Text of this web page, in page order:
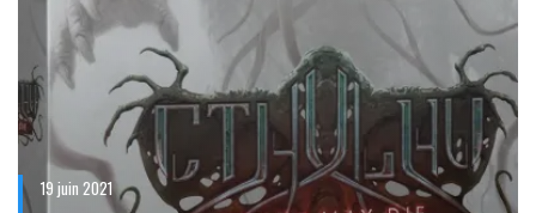
19 juin 2021